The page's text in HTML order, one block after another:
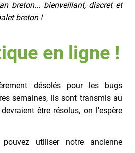
breton... bienveillant, discret et
breton !
en ligne !
désolés pour les bugs
semaines, ils sont transmis au
être résolus, on l'espère
utiliser notre ancienne